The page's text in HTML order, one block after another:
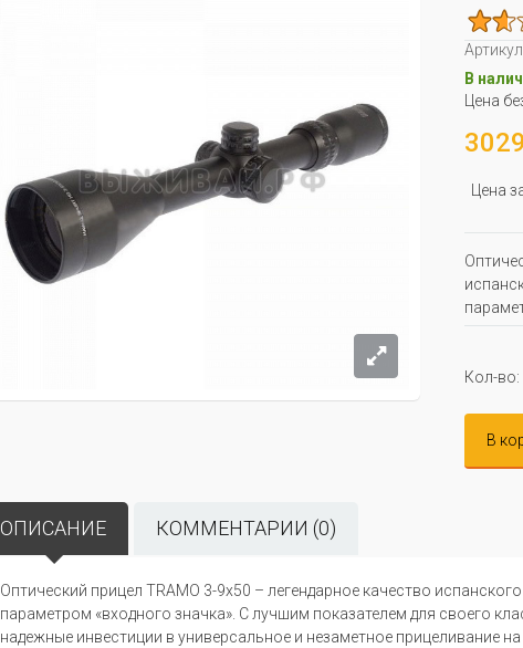
В
Цена
Цена
Кол-во:
В
ОПИСАНИЕ КОММЕНТАРИИ (0)
Оптический прицел TRAMO 3-9x50 – легендарное качество
параметром «входного значка». С лучшим показателем для своего
надежные инвестиции в универсальное и незаметное прицеливание